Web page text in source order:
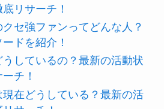
リサーチ！
セ強ファンってどんな人？
ドを紹介！
しているの？最新の活動状
チ！
在どうしている？最新の活